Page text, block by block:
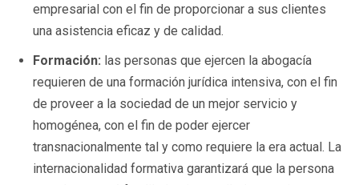
empresarial con el fin de proporcionar a sus clientes
una asistencia eficaz y de calidad.
Formación: las personas que ejercen la abogacía
requieren de una formación jurídica intensiva, con el fin
de proveer a la sociedad de un mejor servicio y
homogénea, con el fin de poder ejercer
transnacionalmente tal y como requiere la era actual. La
internacionalidad formativa garantizará que la persona